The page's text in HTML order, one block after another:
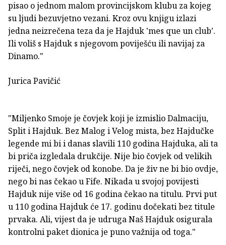
pisao o jednom malom provincijskom klubu za kojeg
su ljudi bezuvjetno vezani. Kroz ovu knjigu izlazi
jedna neizrečena teza da je Hajduk 'mes que un club'.
Ili voliš s Hajduk s njegovom poviješću ili navijaj za
Dinamo."
Jurica Pavičić
"Miljenko Smoje je čovjek koji je izmislio Dalmaciju,
Split i Hajduk. Bez Malog i Velog mista, bez Hajdučke
legende mi bi i danas slavili 110 godina Hajduka, ali ta
bi priča izgledala drukčije. Nije bio čovjek od velikih
riječi, nego čovjek od konobe. Da je živ ne bi bio ovdje,
nego bi nas čekao u Fife. Nikada u svojoj povijesti
Hajduk nije više od 16 godina čekao na titulu. Prvi put
u 110 godina Hajduk će 17. godinu dočekati bez titule
prvaka. Ali, vijest da je udruga Naš Hajduk osigurala
kontrolni paket dionica je puno važnija od toga."